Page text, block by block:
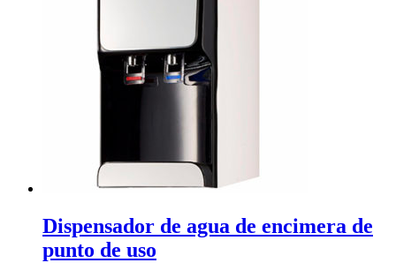
Dispensador de agua de encimera de
punto de uso